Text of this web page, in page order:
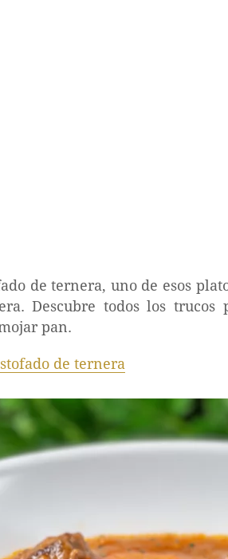
de ternera, uno de esos
Descubre todos los
pan.
de ternera